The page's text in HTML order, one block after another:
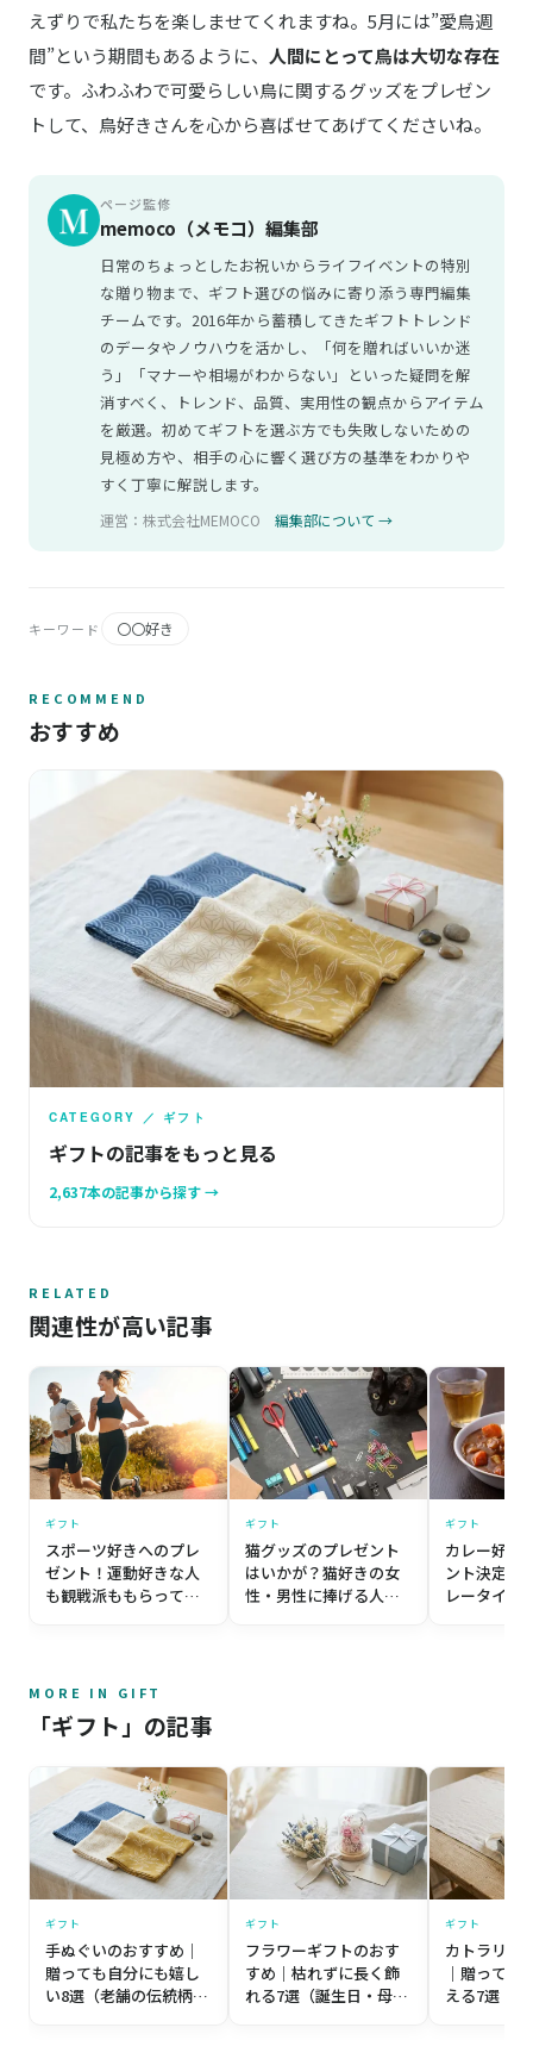
えずりで私たちを楽しませてくれますね。5月には”愛鳥週
間”という期間もあるように、 人間にとって鳥は大切な存在
です。ふわふわで可愛らしい鳥に関するグッズをプレゼン
トして、鳥好きさんを心から喜ばせてあげてくださいね。
ページ監修
memoco（メモコ）編集部
日常のちょっとしたお祝いからライフイベントの特別
な贈り物まで、ギフト選びの悩みに寄り添う専門編集
チームです。2016年から蓄積してきたギフトトレンド
のデータやノウハウを活かし、「何を贈ればいいか迷
う」「マナーや相場がわからない」といった疑問を解
消すべく、トレンド、品質、実用性の観点からアイテム
を厳選。初めてギフトを選ぶ方でも失敗しないための
見極め方や、相手の心に響く選び方の基準をわかりや
すく丁寧に解説します。
運営：株式会社MEMOCO 編集部について →
キーワード 〇〇好き
RECOMMEND
おすすめ
CATEGORY ／ ギフト
ギフトの記事をもっと見る
2,637本の記事から探す →
RELATED
関連性が高い記事
ギフト
スポーツ好きへのプレ
ゼント！運動好きな人
も観戦派ももらって嬉
ギフト
猫グッズのプレゼント
はいかが？猫好きの女
性・男性に捧げる人気
ギフト
カレー好き
ント決定版
レータイム
MORE IN GIFT
「ギフト」の記事
ギフト
手ぬぐいのおすすめ｜
贈っても自分にも嬉し
い8選（老舗の伝統柄か
ギフト
フラワーギフトのおす
すめ｜枯れずに長く飾
れる7選（誕生日・母の
ギフト
カトラリー
｜贈っても
える7選（